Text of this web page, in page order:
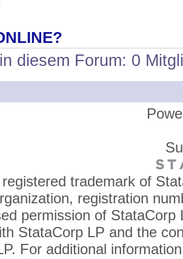
diesem Forum: 0
trademark of
registration
permission of
StataCorp LP and the
For additional